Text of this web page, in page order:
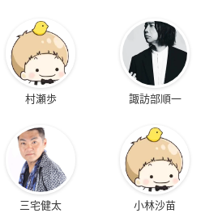
村瀬歩 諏訪部順一
三宅健太 小林沙苗